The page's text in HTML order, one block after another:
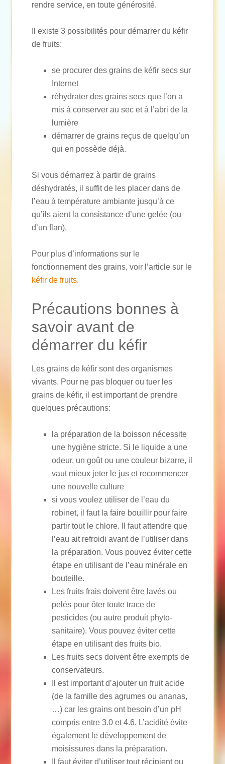
rendre service, en toute générosité.
Il existe 3 possibilités pour démarrer du kéfir
de fruits:
se procurer des grains de kéfir secs sur
Internet
réhydrater des grains secs que l’on a
mis à conserver au sec et à l’abri de la
lumière
démarrer de grains reçus de quelqu’un
qui en possède déjà.
Si vous démarrez à partir de grains
déshydratés, il suffit de les placer dans de
l’eau à température ambiante jusqu’à ce
qu’ils aient la consistance d’une gelée (ou
d’un flan).
Pour plus d’informations sur le
fonctionnement des grains, voir l’article sur le
kéfir de fruits.
Précautions bonnes à
savoir avant de
démarrer du kéfir
Les grains de kéfir sont des organismes
vivants. Pour ne pas bloquer ou tuer les
grains de kéfir, il est important de prendre
quelques précautions:
la préparation de la boisson nécessite
une hygiène stricte. Si le liquide a une
odeur, un goût ou une couleur bizarre, il
vaut mieux jeter le jus et recommencer
une nouvelle culture
si vous voulez utiliser de l’eau du
robinet, il faut la faire bouillir pour faire
partir tout le chlore. Il faut attendre que
l’eau ait refroidi avant de l’utiliser dans
la préparation. Vous pouvez éviter cette
étape en utilisant de l’eau minérale en
bouteille.
Les fruits frais doivent être lavés ou
pelés pour ôter toute trace de
pesticides (ou autre produit phyto-
sanitaire). Vous pouvez éviter cette
étape en utilisant des fruits bio.
Les fruits secs doivent être exempts de
conservateurs.
Il est important d’ajouter un fruit acide
(de la famille des agrumes ou ananas,
…) car les grains ont besoin d’un pH
compris entre 3.0 et 4.6. L’acidité évite
également le développement de
moisissures dans la préparation.
Il faut éviter d’utiliser tout récipient ou